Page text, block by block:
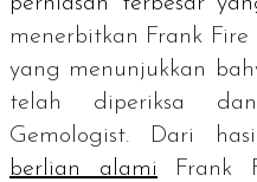
menerbitkan Frank
yang menunjukkan
telah diperiksa
Gemologist. Dari
berlian alami Frank